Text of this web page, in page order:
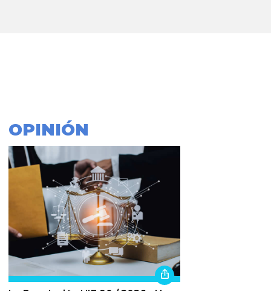
OPINIÓN